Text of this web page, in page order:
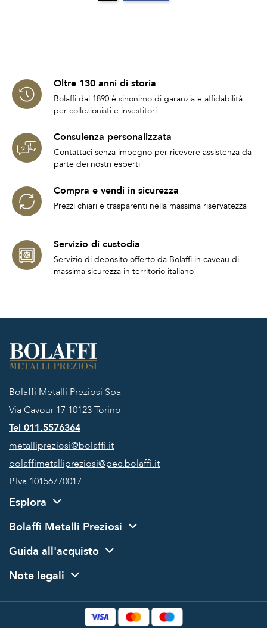
Oltre 130 anni di storia
Bolaffi dal 1890 è sinonimo di garanzia e affidabilità
per collezionisti e investitori
Consulenza personalizzata
Contattaci senza impegno per ricevere assistenza da
parte dei nostri esperti
Compra e vendi in sicurezza
Prezzi chiari e trasparenti nella massima riservatezza
Servizio di custodia
Servizio di deposito offerto da Bolaffi in caveau di
massima sicurezza in territorio italiano
Bolaffi Metalli Preziosi Spa
Via Cavour 17 10123 Torino
Tel 011.5576364
metallipreziosi@bolaffi.it
bolaffimetallipreziosi@pec.bolaffi.it
P.Iva 10156770017
Esplora
Bolaffi Metalli Preziosi
Guida all'acquisto
Note legali